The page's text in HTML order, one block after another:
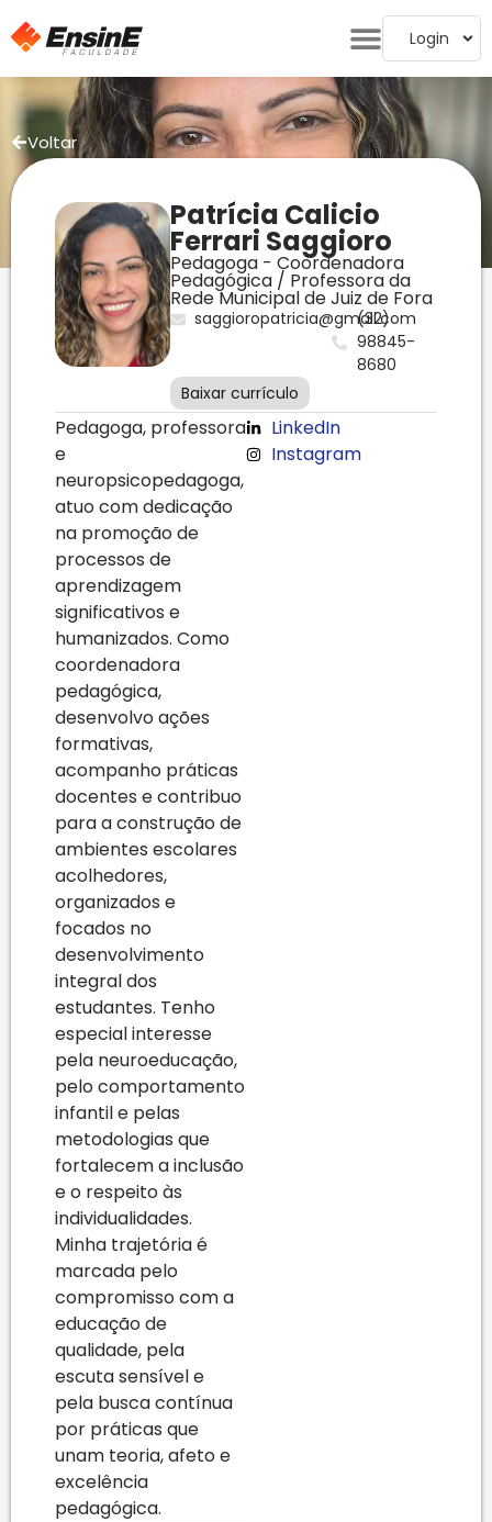
Login
Voltar
Patrícia Calicio
Ferrari Saggioro
Pedagoga - Coordenadora
Pedagógica / Professora da
Rede Municipal de Juiz de Fora
saggioropatricia@gmail.com
(32)
98845-
8680
Baixar currículo
Pedagoga, professora
e
neuropsicopedagoga,
atuo com dedicação
na promoção de
processos de
aprendizagem
significativos e
humanizados. Como
coordenadora
pedagógica,
desenvolvo ações
formativas,
acompanho práticas
docentes e contribuo
para a construção de
ambientes escolares
acolhedores,
organizados e
focados no
desenvolvimento
integral dos
estudantes. Tenho
especial interesse
pela neuroeducação,
pelo comportamento
infantil e pelas
metodologias que
fortalecem a inclusão
e o respeito às
individualidades.
Minha trajetória é
marcada pelo
compromisso com a
educação de
qualidade, pela
escuta sensível e
pela busca contínua
por práticas que
unam teoria, afeto e
excelência
pedagógica.
LinkedIn
Instagram